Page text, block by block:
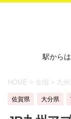
駅から
HOME > 全国 > 九
佐賀県 大分県